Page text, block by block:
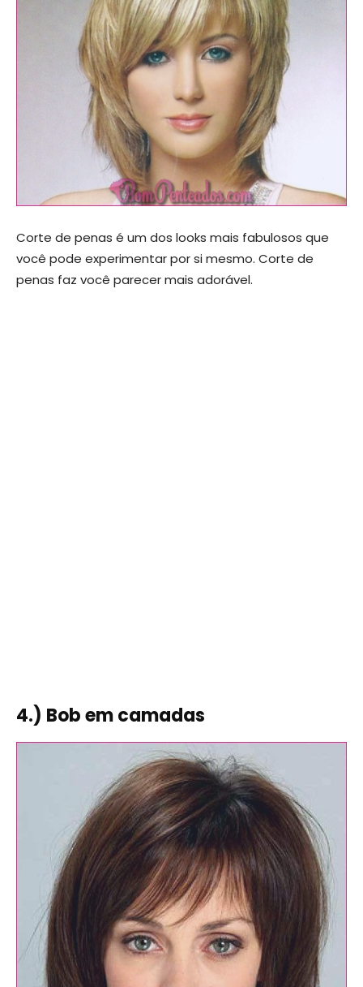
Corte de penas é um dos looks mais fabulosos que
você pode experimentar por si mesmo. Corte de
penas faz você parecer mais adorável.
4.) Bob em camadas